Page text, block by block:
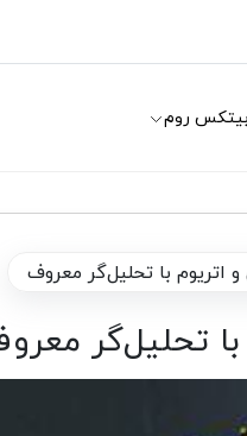
بیتکس روم
اتریوم با تحلیل‌گر معروف
تحلیل‌گر